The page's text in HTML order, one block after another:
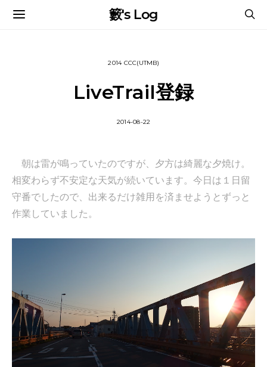
籔's Log
2014 CCC(UTMB)
LiveTrail登録
2014-08-22
朝は雷が鳴っていたのですが、夕方は綺麗な夕焼け。
相変わらず不安定な天気が続いています。今日は１日留
守番でしたので、出来るだけ雑用を済ませようとずっと
作業していました。